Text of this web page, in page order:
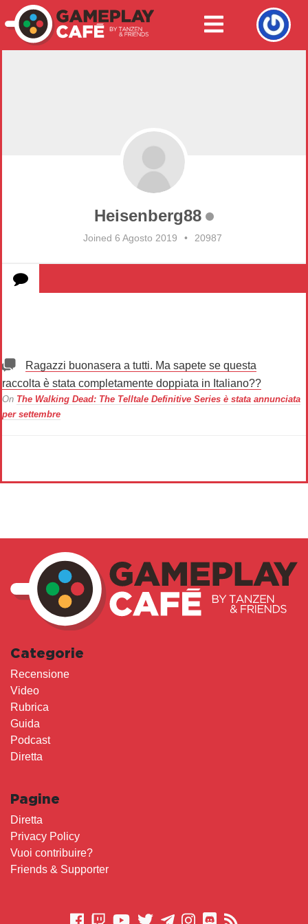
Heisenberg88
Joined 6 Agosto 2019 • 20987
Ragazzi buonasera a tutti. Ma sapete se questa
raccolta è stata completamente doppiata in Italiano??
On The Walking Dead: The Telltale Definitive Series è stata annunciata
per settembre
Categorie
Recensione
Video
Rubrica
Guida
Podcast
Diretta
Pagine
Diretta
Privacy Policy
Vuoi contribuire?
Friends & Supporter